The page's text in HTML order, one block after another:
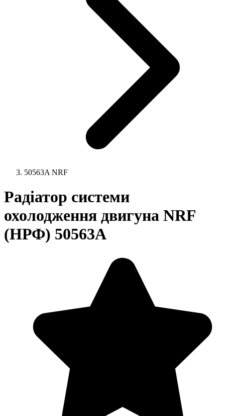
50563A NRF
Радіатор системи
охолодження двигуна NRF
(НРФ) 50563A